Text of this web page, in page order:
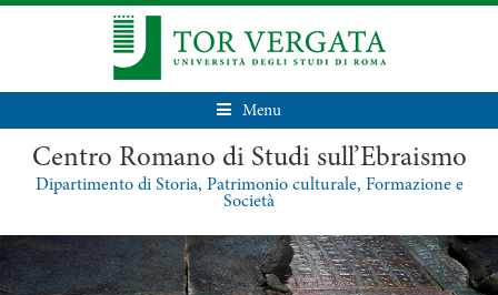
Menu
Centro Romano di Studi sull’Ebraismo
Dipartimento di Storia, Patrimonio culturale, Formazione e
Società